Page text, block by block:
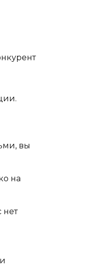
вы
на
нет